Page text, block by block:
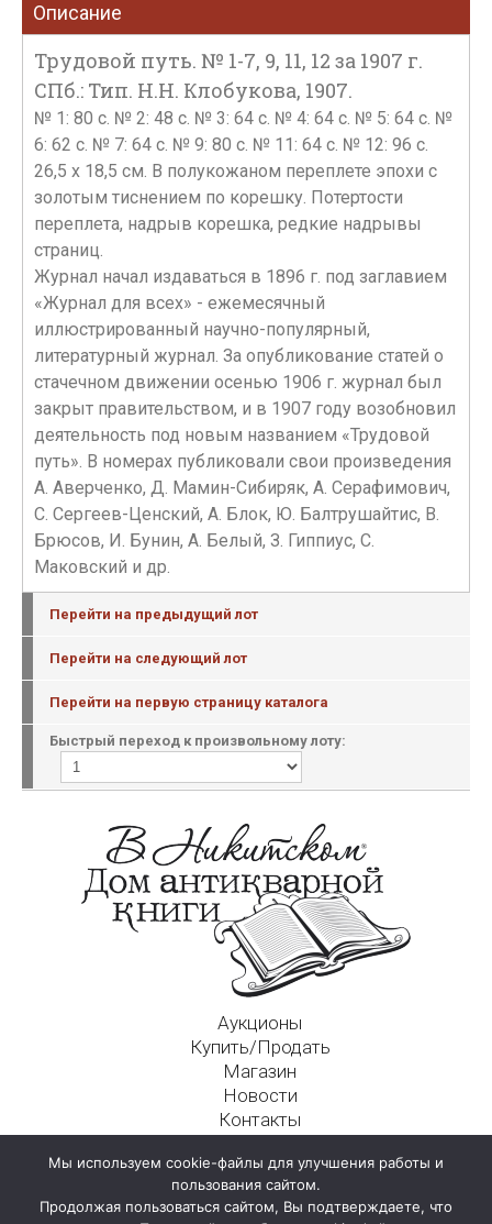
Описание
Трудовой путь. № 1-7, 9, 11, 12 за 1907 г.
СПб.: Тип. Н.Н. Клобукова, 1907.
№ 1: 80 с. № 2: 48 с. № 3: 64 с. № 4: 64 с. № 5: 64 с. №
6: 62 с. № 7: 64 с. № 9: 80 с. № 11: 64 с. № 12: 96 с.
26,5 х 18,5 см. В полукожаном переплете эпохи с
золотым тиснением по корешку. Потертости
переплета, надрыв корешка, редкие надрывы
страниц.
Журнал начал издаваться в 1896 г. под заглавием
«Журнал для всех» - ежемесячный
иллюстрированный научно-популярный,
литературный журнал. За опубликование статей о
стачечном движении осенью 1906 г. журнал был
закрыт правительством, и в 1907 году возобновил
деятельность под новым названием «Трудовой
путь». В номерах публиковали свои произведения
А. Аверченко, Д. Мамин-Сибиряк, А. Серафимович,
С. Сергеев-Ценский, А. Блок, Ю. Балтрушайтис, В.
Брюсов, И. Бунин, А. Белый, З. Гиппиус, С.
Маковский и др.
Перейти на предыдущий лот
Перейти на следующий лот
Перейти на первую страницу каталога
Быстрый переход к произвольному лоту:
Аукционы
Купить/Продать
Магазин
Новости
Контакты
125009, г. Москва, Никитский пер., д. 4а, стр. 1
Мы используем cookie-файлы для улучшения работы и
пользования сайтом.
Продолжая пользоваться сайтом, Вы подтверждаете, что